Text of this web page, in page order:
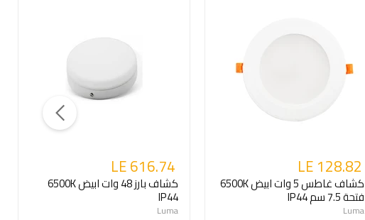
LE 616.74
كشاف بارز 48 وات ابيض 6500K
IP44
Luma
LE 128.82
كشاف غاطس 5 وات ابيض 6500K
فتحة 7.5 سم IP44
Luma